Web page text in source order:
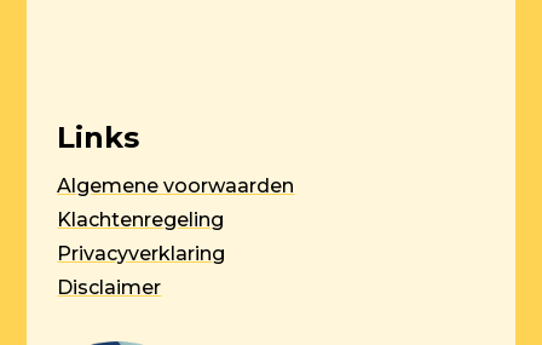
Links
Algemene voorwaarden
Klachtenregeling
Privacyverklaring
Disclaimer